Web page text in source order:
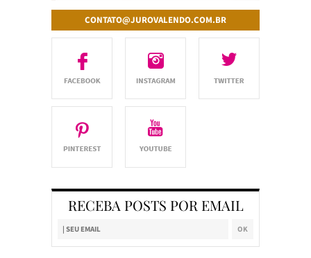
CONTATO@JUROVALENDO.COM.BR
RECEBA POSTS POR EMAIL